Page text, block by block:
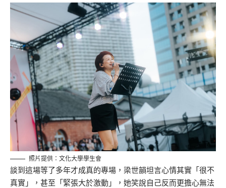
照片提供：文化大學學生會
談到這場等了多年才成真的專場，梁世韻坦言心情其實「很不
真實」，甚至「緊張大於激動」，她笑說自己反而更擔心無法